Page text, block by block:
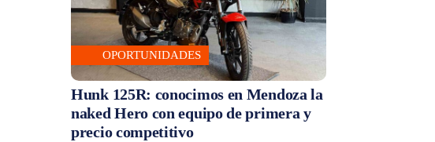
OPORTUNIDADES
Hunk 125R: conocimos en Mendoza la
naked Hero con equipo de primera y
precio competitivo